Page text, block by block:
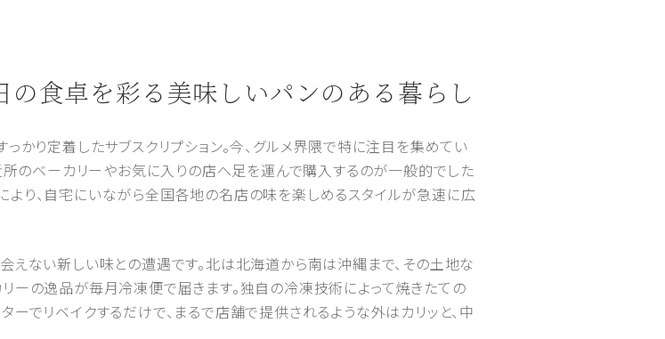
食卓を彩る美味しいパンのある暮らし
かり定着したサブスクリプション。今、グルメ界隈で特に注目を集めてい
所のベーカリーやお気に入りの店へ足を運んで購入するのが一般的でした
り、自宅にいながら全国各地の名店の味を楽しめるスタイルが急速に広
えない新しい味との遭遇です。北は北海道から南は沖縄まで、その土地な
ーの逸品が毎月冷凍便で届きます。独自の冷凍技術によって焼きたての
でリベイクするだけで、まるで店舗で提供されるような外はカリッと、中